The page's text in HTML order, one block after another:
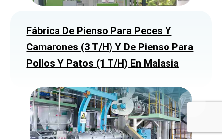
Fábrica De Pienso Para Peces Y
Camarones (3 T/h) Y De Pienso Para
Pollos Y Patos (1 T/h) En Malasia